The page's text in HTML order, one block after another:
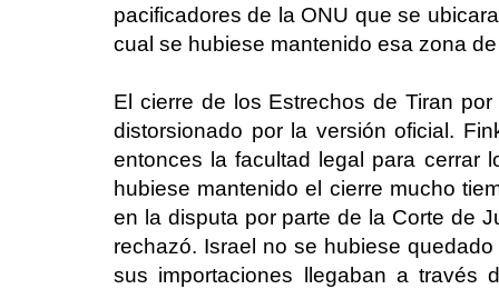
pacificadores de la ONU que se
cual se hubiese mantenido esa zona
El cierre de los Estrechos de Tiran
distorsionado por la versión oficial.
entonces la facultad legal para cerrar
hubiese mantenido el cierre mucho
en la disputa por parte de la Corte de
rechazó. Israel no se hubiese
sus importaciones llegaban a través